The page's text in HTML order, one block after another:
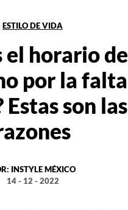
ESTILO DE VIDA
el horario de
por la falta
Estas son las
INSTYLE MÉXICO
14 - 12 - 2022